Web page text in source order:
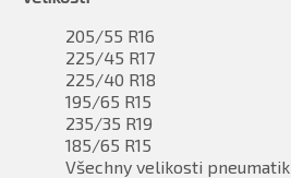
205/55 R16
225/45 R17
225/40 R18
195/65 R15
235/35 R19
185/65 R15
Všechny velikosti pneumatik